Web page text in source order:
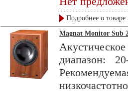
Подробнее о товаре
Magnat Monitor Sub
диапазон: